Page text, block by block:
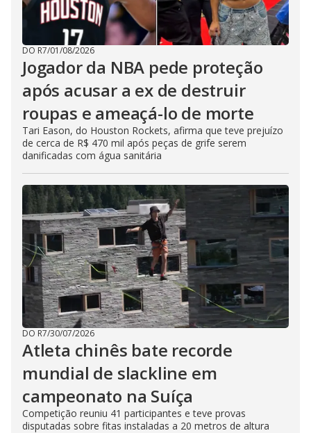
DO R7/01/08/2026
Jogador da NBA pede proteção
após acusar a ex de destruir
roupas e ameaçá-lo de morte
Tari Eason, do Houston Rockets, afirma que teve prejuízo
de cerca de R$ 470 mil após peças de grife serem
danificadas com água sanitária
DO R7/30/07/2026
Atleta chinês bate recorde
mundial de slackline em
campeonato na Suíça
Competição reuniu 41 participantes e teve provas
disputadas sobre fitas instaladas a 20 metros de altura